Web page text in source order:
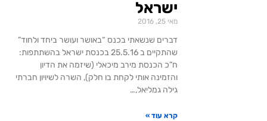
ישראל
מאי 25, 2016
דברים שנשאתי בכנס “באושר ועושר ביחד ולחוד”
שהתקיים ב 25.5.16 בכנסת ישראל בהשתתפות:
ח”כ הכנסת מירב מיכאלי (שיזמה את הדיון
והזמינה אותי לקחת בו חלק), השרה לשיויון חברתי
גילה גמליאל,…
קרא עוד »